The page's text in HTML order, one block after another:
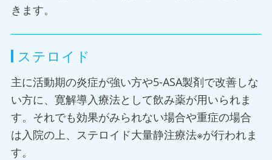
きます。
ステロイド
主に活動期の炎症が強い方や5-ASA製剤で改善しな
い方に、寛解導入療法として飲み薬が用いられま
す。それでも効果がみられない場合や重症の場合
は入院の上、ステロイド大量静注療法※が行われま
す。